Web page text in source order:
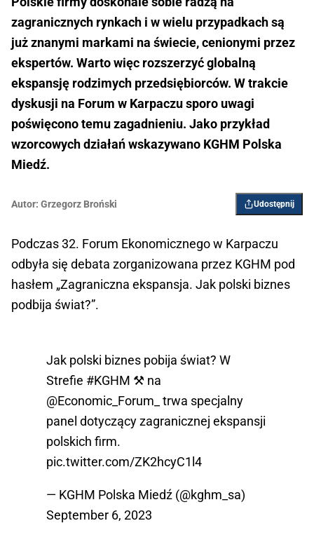
zagranicznych rynkach i w wielu przypadkach są
już znanymi markami na świecie, cenionymi przez
ekspertów. Warto więc rozszerzyć globalną
ekspansję rodzimych przedsiębiorców. W trakcie
dyskusji na Forum w Karpaczu sporo uwagi
poświęcono temu zagadnieniu. Jako przykład
wzorcowych działań wskazywano KGHM Polska
Miedź.
Autor: Grzegorz Broński Udostępnij
Podczas 32. Forum Ekonomicznego w Karpaczu
odbyła się debata zorganizowana przez KGHM pod
hasłem „Zagraniczna ekspansja. Jak polski biznes
podbija świat?”.
Jak polski biznes pobija świat? W
Strefie #KGHM ⚒️ na
@Economic_Forum_
trwa specjalny
panel dotyczący zagranicznej ekspansji
polskich firm.
pic.twitter.com/ZK2hcyC1l4
— KGHM Polska Miedź (@kghm_sa)
September 6, 2023